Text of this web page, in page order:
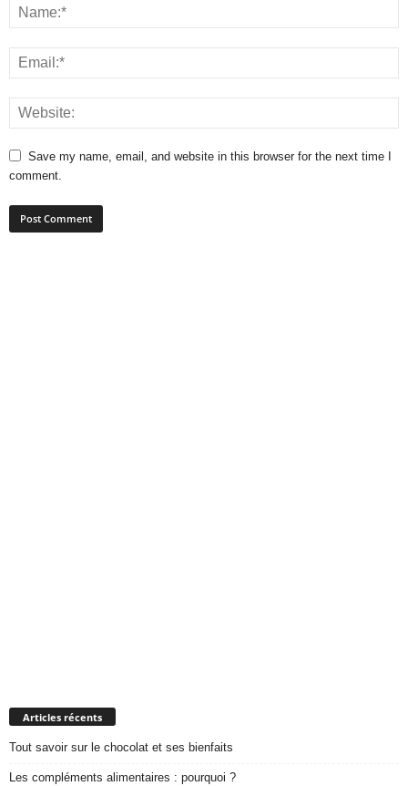
Save my name, email, and website in this browser for the next time I
comment.
Articles récents
Tout savoir sur le chocolat et ses bienfaits
Les compléments alimentaires : pourquoi ?